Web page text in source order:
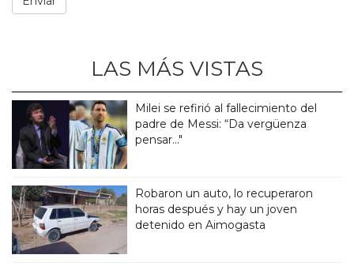
LAS MÁS VISTAS
Milei se refirió al fallecimiento del
padre de Messi: “Da vergüenza
pensar..."
Robaron un auto, lo recuperaron
horas después y hay un joven
detenido en Aimogasta